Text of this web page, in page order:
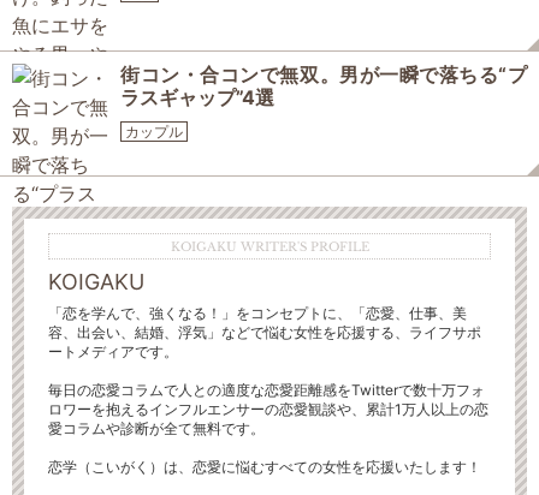
街コン・合コンで無双。男が一瞬で落ちる“プ
ラスギャップ”4選
カップル
KOIGAKU WRITER'S PROFILE
KOIGAKU
「恋を学んで、強くなる！」をコンセプトに、「恋愛、仕事、美
容、出会い、結婚、浮気」などで悩む女性を応援する、ライフサポ
ートメディアです。
毎日の恋愛コラムで人との適度な恋愛距離感をTwitterで数十万フォ
ロワーを抱えるインフルエンサーの恋愛観談や、累計1万人以上の恋
愛コラムや診断が全て無料です。
恋学（こいがく）は、恋愛に悩むすべての女性を応援いたします！